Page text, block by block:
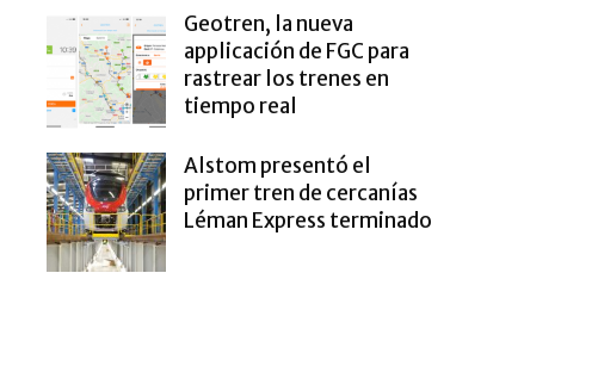
Geotren, la nueva
applicación de FGC para
rastrear los trenes en
tiempo real
Alstom presentó el
primer tren de cercanías
Léman Express terminado